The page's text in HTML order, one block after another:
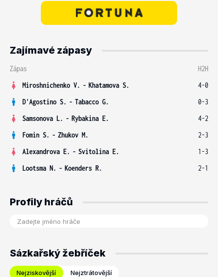
Zajímavé zápasy
Zápas
H2H
Miroshnichenko V. - Khatamova S.
4-0
D'Agostino S. - Tabacco G.
0-3
Samsonova L. - Rybakina E.
4-2
Fomin S. - Zhukov M.
2-3
Alexandrova E. - Svitolina E.
1-3
Lootsma N. - Koenders R. 2-1
Profily hráčů
Sázkařský žebříček
Nejziskovější Nejztrátovější